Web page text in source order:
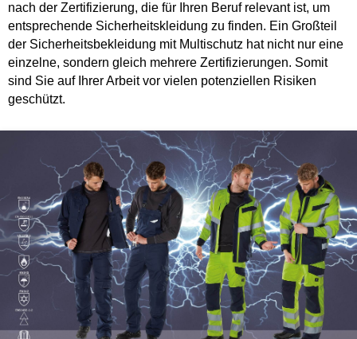
nach der Zertifizierung, die für Ihren Beruf relevant ist, um
entsprechende Sicherheitskleidung zu finden. Ein Großteil
der Sicherheitsbekleidung mit Multischutz hat nicht nur eine
einzelne, sondern gleich mehrere Zertifizierungen. Somit
sind Sie auf Ihrer Arbeit vor vielen potenziellen Risiken
geschützt.